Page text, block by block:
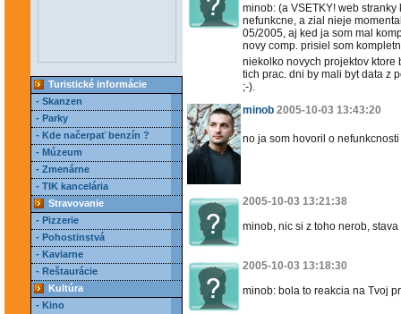
Turistické informácie
- Skanzen
- Parky
- Kde načerpať benzín ?
- Múzeum
- Zmenárne
- TIK kancelária
Stravovanie
- Pizzerie
- Pohostinstvá
- Kaviarne
- Reštaurácie
Kultúra
- Kino
minob: (a VSETKY! web
nefunkcne, a zial nieje
05/2005, aj ked ja som mal
novy comp. prisiel som
niekolko novych projektov ktore
tich prac. dni by mali byt data z
;-).
minob 2005-10-03 13:43:20
no ja som hovoril o
2005-10-03 13:21:38
minob, nic si z toho nerob,
2005-10-03 13:18:30
minob: bola to reakcia na Tvoj